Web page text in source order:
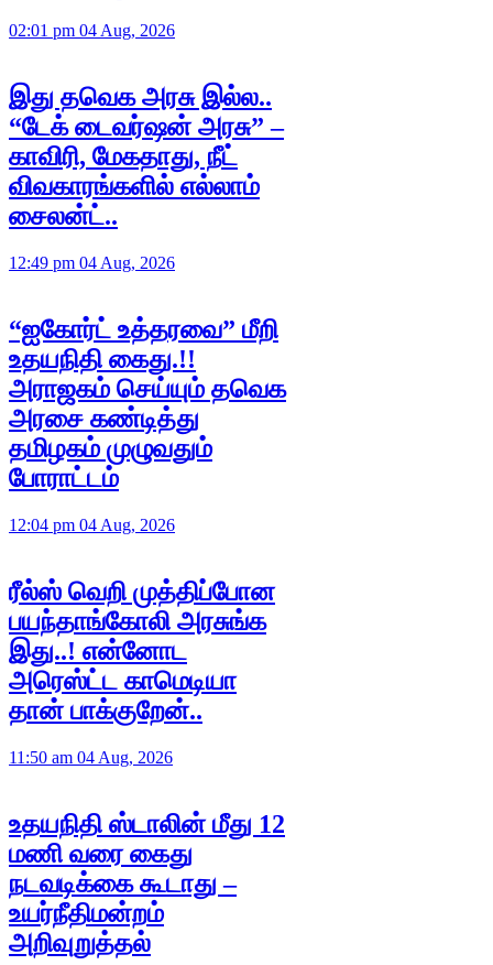
02:01 pm 04 Aug, 2026
இது தவெக அரசு இல்ல..
“டேக் டைவர்ஷன் அரசு” –
காவிரி, மேகதாது, நீட்
விவகாரங்களில் எல்லாம்
சைலன்ட்..
12:49 pm 04 Aug, 2026
“ஐகோர்ட் உத்தரவை” மீறி
உதயநிதி கைது.!!
அராஜகம் செய்யும் தவெக
அரசை கண்டித்து
தமிழகம் முழுவதும்
போராட்டம்
12:04 pm 04 Aug, 2026
ரீல்ஸ் வெறி முத்திப்போன
பயந்தாங்கோலி அரசுங்க
இது..! என்னோட
அரெஸ்ட்ட காமெடியா
தான் பாக்குறேன்..
11:50 am 04 Aug, 2026
உதயநிதி ஸ்டாலின் மீது 12
மணி வரை கைது
நடவடிக்கை கூடாது –
உயர்நீதிமன்றம்
அறிவுறுத்தல்